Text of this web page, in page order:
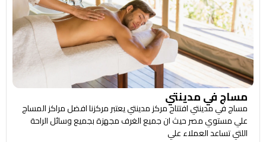
مساج في مدينتي
مساج في مدينتي افتتاح مركز مدينتي يعتبر مركزنا افضل مراكز المساج
علي مستوي مصر حيث ان جميع الغرف مجهزة بجميع وسائل الراحة
اللتي تساعد العملاء علي